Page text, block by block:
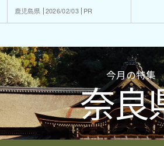
鹿児島県 2026/02/03 PR
今月の特集
奈良